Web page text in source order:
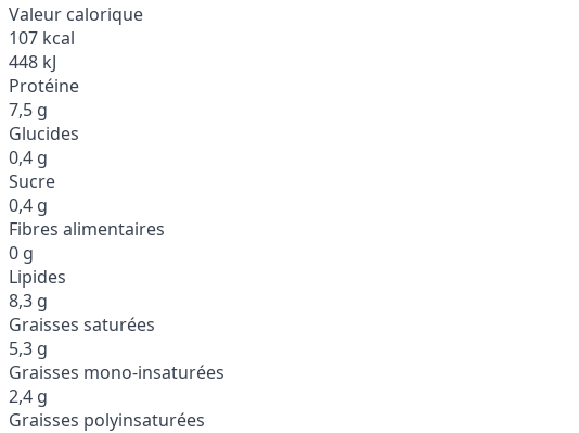
Valeur calorique
107 kcal
448 kJ
Protéine
7,5 g
Glucides
0,4 g
Sucre
0,4 g
Fibres alimentaires
0 g
Lipides
8,3 g
Graisses saturées
5,3 g
Graisses mono-insaturées
2,4 g
Graisses polyinsaturées